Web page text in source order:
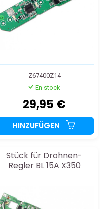
Z67400Z14
En stock
29,95 €
HINZUFÜGEN
Stück für Drohnen-
Regler BL 15A X350